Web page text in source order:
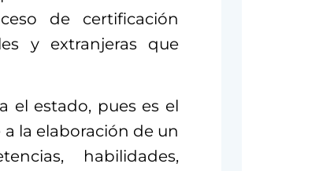
de certificación
y extranjeras que
el estado, pues es el
la elaboración de un
habilidades,